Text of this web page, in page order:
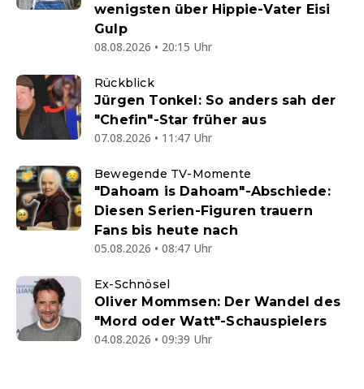
wenigsten über Hippie-Vater Eisi
Gulp
08.08.2026 • 20:15 Uhr
Rückblick
Jürgen Tonkel: So anders sah der
"Chefin"-Star früher aus
07.08.2026 • 11:47 Uhr
Bewegende TV-Momente
"Dahoam is Dahoam"-Abschiede:
Diesen Serien-Figuren trauern
Fans bis heute nach
05.08.2026 • 08:47 Uhr
Ex-Schnösel
Oliver Mommsen: Der Wandel des
"Mord oder Watt"-Schauspielers
04.08.2026 • 09:39 Uhr